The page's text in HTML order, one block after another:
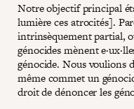
Notre objectif principal
lumière ces atrocités].
intrinsèquement partial,
génocides mènent
génocide. Nous voulions
même commet un
droit de dénoncer les